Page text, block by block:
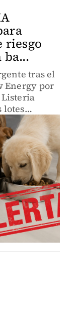
riesgo
tras el
Energy por
lotes
y